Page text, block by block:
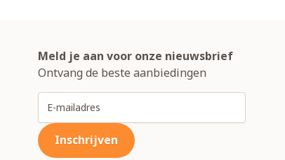
Meld je aan voor onze nieuwsbrief
Ontvang de beste aanbiedingen
E-mailadres
Inschrijven